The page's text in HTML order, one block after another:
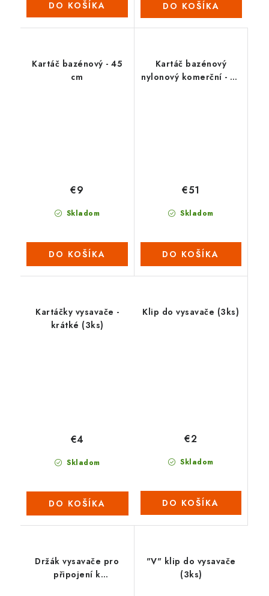
DO KOŠÍKA DO KOŠÍKA
Kartáč bazénový - 45
cm
Skladom
€9
DO KOŠÍKA
Kartáč bazénový
nylonový komerční - 91
Skladom
€51
DO KOŠÍKA
Kartáčky vysavače -
krátké (3ks)
Skladom
€4
DO KOŠÍKA
Klip do vysavače (3ks)
Skladom
€2
DO KOŠÍKA
Držák vysavače pro
připojení k
"V" klip do vysavače
(3ks)